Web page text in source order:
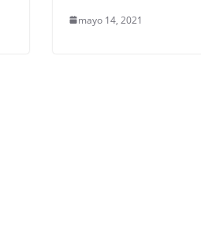
mayo 14, 2021